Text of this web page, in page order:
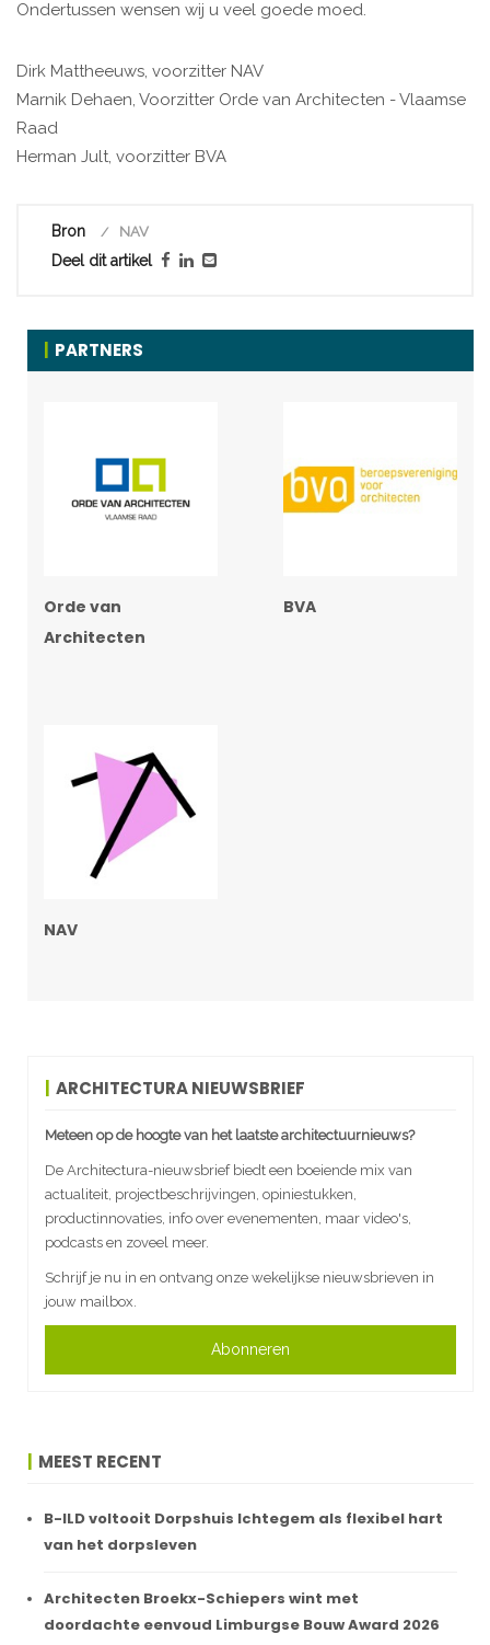
Ondertussen wensen wij u veel goede moed.
Dirk Mattheeuws, voorzitter NAV
Marnik Dehaen, Voorzitter Orde van Architecten - Vlaamse
Raad
Herman Jult, voorzitter BVA
Bron NAV
Deel dit artikel
PARTNERS
Orde van
Architecten
BVA
NAV
ARCHITECTURA NIEUWSBRIEF
Meteen op de hoogte van het laatste architectuurnieuws?
De Architectura-nieuwsbrief biedt een boeiende mix van
actualiteit, projectbeschrijvingen, opiniestukken,
productinnovaties, info over evenementen, maar video's,
podcasts en zoveel meer.
Schrijf je nu in en ontvang onze wekelijkse nieuwsbrieven in
jouw mailbox.
Abonneren
MEEST RECENT
B-ILD voltooit Dorpshuis Ichtegem als flexibel hart
van het dorpsleven
Architecten Broekx-Schiepers wint met
doordachte eenvoud Limburgse Bouw Award 2026